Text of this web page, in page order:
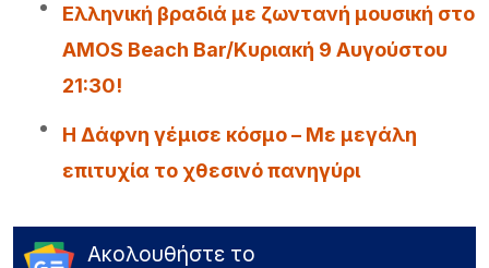
Ελληνική βραδιά με ζωντανή μουσική στο
AMOS Beach Bar/Κυριακή 9 Αυγούστου
21:30!
Η Δάφνη γέμισε κόσμο – Με μεγάλη
επιτυχία το χθεσινό πανηγύρι
Ακολουθήστε το